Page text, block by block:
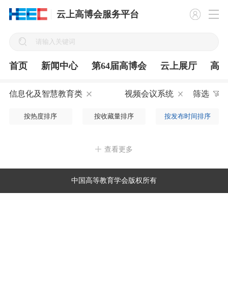
云上高博会服务平台
首页 新闻中心 第64届高博会 云上展厅 高
信息化及智慧教育类 视频会议系统 筛选
按热度排序 按收藏量排序 按发布时间排序
查看更多
中国高等教育学会版权所有